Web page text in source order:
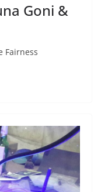
Goni &
Fairness